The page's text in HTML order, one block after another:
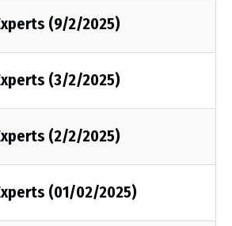
(9/2/2025)
(3/2/2025)
(2/2/2025)
(01/02/2025)